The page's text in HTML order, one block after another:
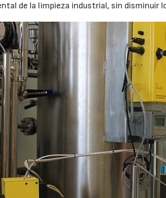
de la limpieza industrial, sin disminuir